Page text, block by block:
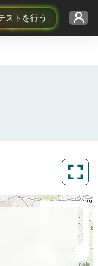
ストを行う